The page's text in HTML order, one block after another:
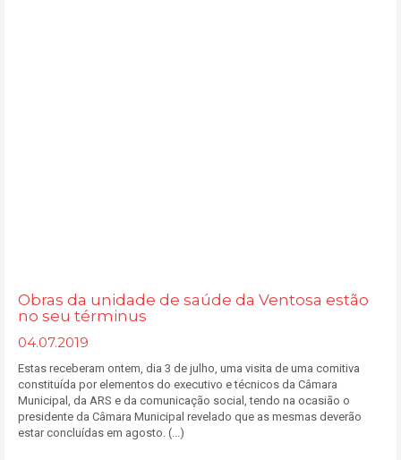
Obras da unidade de saúde da Ventosa estão
no seu términus
04.07.2019
Estas receberam ontem, dia 3 de julho, uma visita de uma comitiva
constituída por elementos do executivo e técnicos da Câmara
Municipal, da ARS e da comunicação social, tendo na ocasião o
presidente da Câmara Municipal revelado que as mesmas deverão
estar concluídas em agosto. (...)